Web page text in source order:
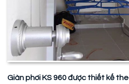
Giàn phơi KS 960 được thiết kế